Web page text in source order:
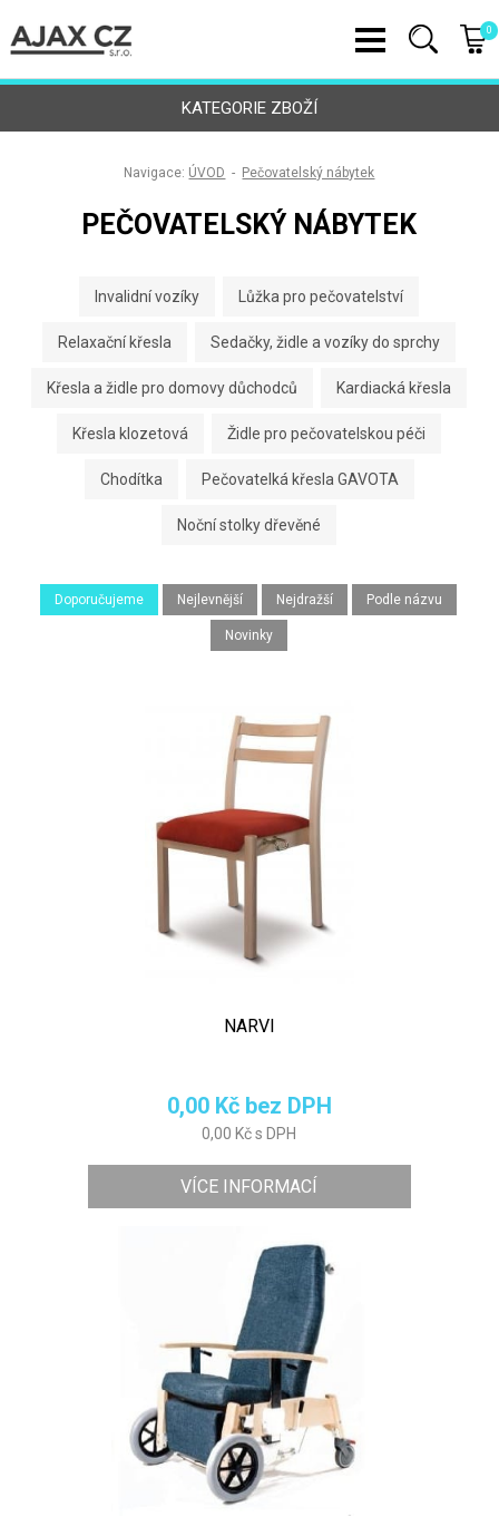
0
KATEGORIE ZBOŽÍ
Navigace: ÚVOD - Pečovatelský nábytek
PEČOVATELSKÝ NÁBYTEK
Invalidní vozíky Lůžka pro pečovatelství
Relaxační křesla Sedačky, židle a vozíky do sprchy
Křesla a židle pro domovy důchodců Kardiacká křesla
Křesla klozetová Židle pro pečovatelskou péči
Chodítka Pečovatelká křesla GAVOTA
Noční stolky dřevěné
Doporučujeme Nejlevnější Nejdražší Podle názvu
Novinky
NARVI
0,00 Kč bez DPH
0,00 Kč s DPH
VÍCE INFORMACÍ